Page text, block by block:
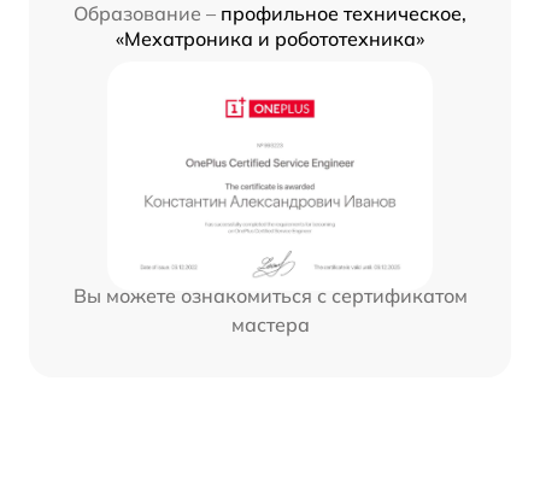
Образование – профильное техническое,
«Мехатроника и робототехника»
Вы можете ознакомиться с сертификатом
мастера